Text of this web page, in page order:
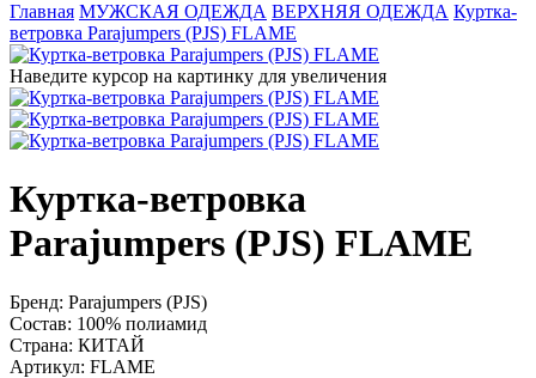
Главная МУЖСКАЯ ОДЕЖДА ВЕРХНЯЯ ОДЕЖДА Куртка-
ветровка Parajumpers (PJS) FLAME
Наведите курсор на картинку для увеличения
Куртка-ветровка
Parajumpers (PJS) FLAME
Бренд: Parajumpers (PJS)
Состав: 100% полиамид
Страна: КИТАЙ
Артикул: FLAME